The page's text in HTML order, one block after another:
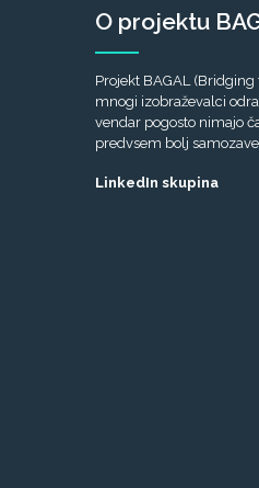
O projektu
Projekt BAGAL
mnogi izobraževalci
vendar pogosto nimajo
predvsem bolj
LinkedIn skupina